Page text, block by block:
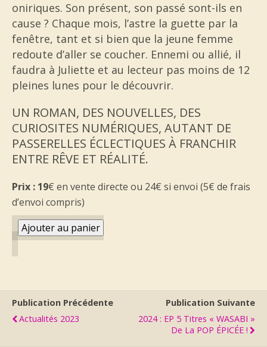
oniriques. Son présent, son passé sont-ils en
cause ? Chaque mois, l’astre la guette par la
fenêtre, tant et si bien que la jeune femme
redoute d’aller se coucher. Ennemi ou allié, il
faudra à Juliette et au lecteur pas moins de 12
pleines lunes pour le découvrir.
UN ROMAN, DES NOUVELLES, DES
CURIOSITES NUMÉRIQUES, AUTANT DE
PASSERELLES ÉCLECTIQUES À FRANCHIR
ENTRE RÊVE ET RÉALITÉ.
Prix : 19€ en vente directe ou 24€ si envoi (5€ de frais
d’envoi compris)
Publication Précédente
Actualités 2023
Publication Suivante
2024 : EP 5 Titres « WASABI »
De La POP ÉPICÉE !